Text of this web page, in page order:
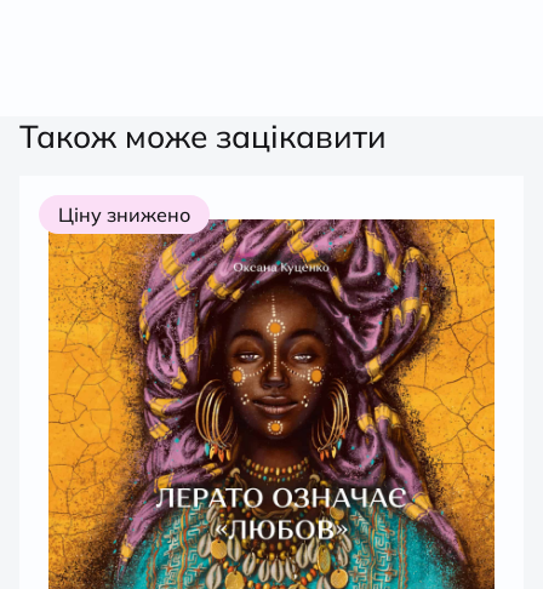
Також може зацікавити
Ціну знижено